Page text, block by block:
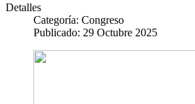
Detalles
Categoría: Congreso
Publicado: 29 Octubre 2025